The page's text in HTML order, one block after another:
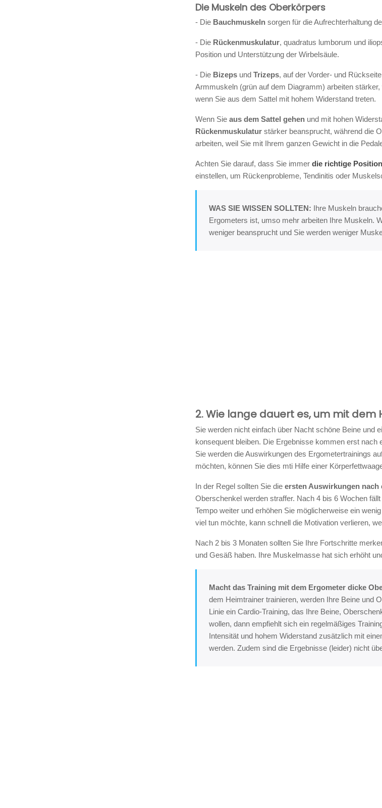
Die Muskeln des Oberkörpers
- Die Bauchmuskeln sorgen für die Aufrechterhaltung
- Die Rückenmuskulatur, quadratus lumborum und
Position und Unterstützung der Wirbelsäule.
- Die Bizeps und Trizeps, auf der Vorder- und
Armmuskeln (grün auf dem Diagramm) arbeiten
wenn Sie aus dem Sattel mit hohem Widerstand treten.
Wenn Sie aus dem Sattel gehen und mit hohen
Rückenmuskulatur stärker beansprucht, während die
arbeiten, weil Sie mit Ihrem ganzen Gewicht in die
Achten Sie darauf, dass Sie immer die richtige
einstellen, um Rückenprobleme, Tendinitis oder
WAS SIE WISSEN SOLLTEN: Ihre Muskeln
Ergometers ist, umso mehr arbeiten Ihre Muskeln.
weniger beansprucht und Sie werden weniger
2. Wie lange dauert es, um mit
Sie werden nicht einfach über Nacht schöne Beine und
konsequent bleiben. Die Ergebnisse kommen erst
Sie werden die Auswirkungen des Ergometertrainings
möchten, können Sie dies mti Hilfe einer
In der Regel sollten Sie die ersten Auswirkungen nach
Oberschenkel werden straffer. Nach 4 bis 6 Wochen
Tempo weiter und erhöhen Sie möglicherweise ein
viel tun möchte, kann schnell die Motivation verlieren,
Nach 2 bis 3 Monaten sollten Sie Ihre Fortschritte
und Gesäß haben. Ihre Muskelmasse hat sich erhöht
Macht das Training mit dem Ergometer dicke
dem Heimtrainer trainieren, werden Ihre Beine und
Linie ein Cardio-Training, das Ihre Beine,
wollen, dann empfiehlt sich ein regelmäßiges
Intensität und hohem Widerstand zusätzlich mit
werden. Zudem sind die Ergebnisse (leider) nicht